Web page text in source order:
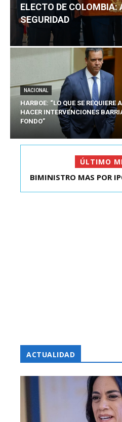
ELECTO DE COLOMBIA:
SEGURIDAD
NACIONAL
HARBOE: “LO QUE SE REQUIERE
HACER INTERVENCIONES
FONDO”
ÚLTIMO
KAST SE REUNIÓ CON EL
ACTUALIDAD